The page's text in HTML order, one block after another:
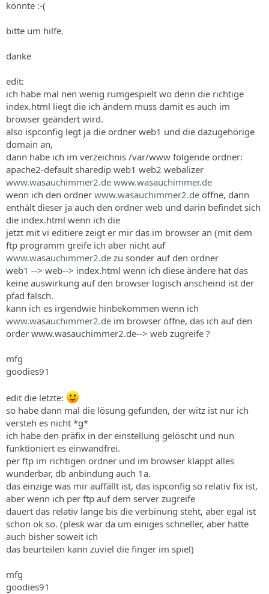
könnte :-(
bitte um hilfe.
danke
edit:
ich habe mal nen wenig rumgespielt wo denn die richtige
index.html liegt die ich ändern muss damit es auch im
browser geändert wird.
also ispconfig legt ja die ordner web1 und die dazugehörige
domain an,
dann habe ich im verzeichnis /var/www folgende ordner:
apache2-default sharedip web1 web2 webalizer
www.wasauchimmer2.de www.wasauchimmer.de
wenn ich den ordner www.wasauchimmer2.de öffne, dann
enthält dieser ja auch den ordner web und darin befindet sich
die index.html wenn ich die
jetzt mit vi editiere zeigt er mir das im browser an (mit dem
ftp programm greife ich aber nicht auf
www.wasauchimmer2.de zu sonder auf den ordner
web1 --> web--> index.html wenn ich diese ändere hat das
keine auswirkung auf den browser logisch anscheind ist der
pfad falsch.
kann ich es irgendwie hinbekommen wenn ich
www.wasauchimmer2.de im browser öffne, das ich auf den
order www.wasauchimmer2.de--> web zugreife ?
mfg
goodies91
edit die letzte:
so habe dann mal die lösung gefunden, der witz ist nur ich
versteh es nicht *g*
ich habe den präfix in der einstellung gelöscht und nun
funktioniert es einwandfrei.
per ftp im richtigen ordner und im browser klappt alles
wunderbar, db anbindung auch 1a.
das einzige was mir auffällt ist, das ispconfig so relativ fix ist,
aber wenn ich per ftp auf dem server zugreife
dauert das relativ lange bis die verbinung steht, aber egal ist
schon ok so. (plesk war da um einiges schneller, aber hatte
auch bisher soweit ich
das beurteilen kann zuviel die finger im spiel)
mfg
goodies91